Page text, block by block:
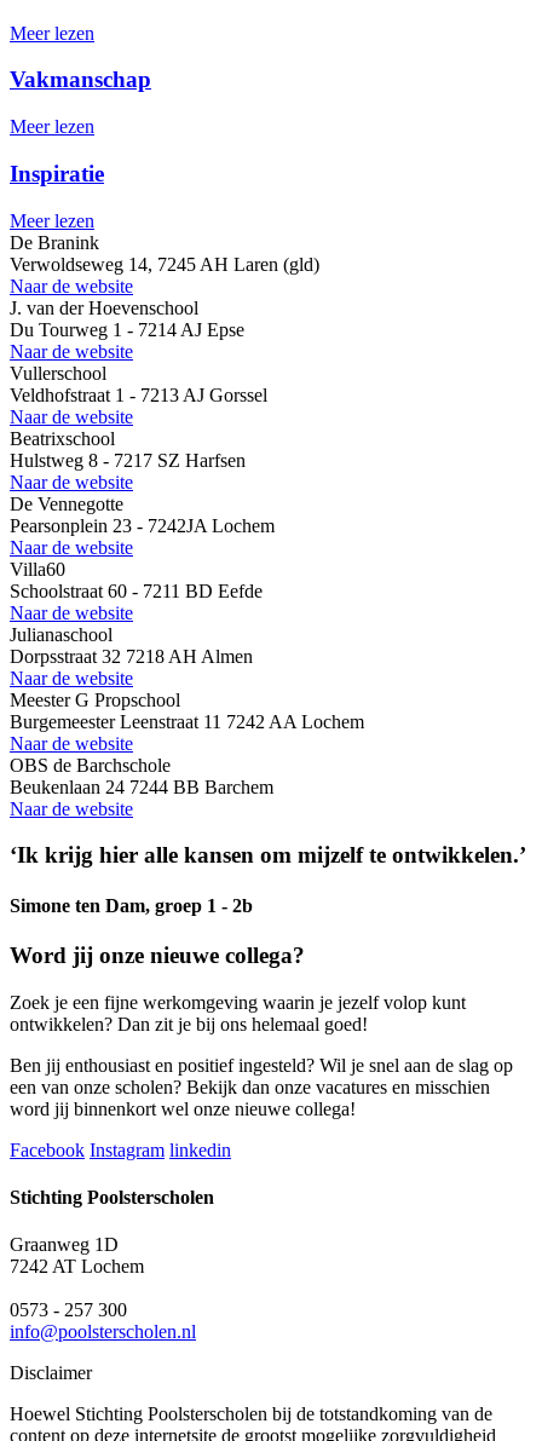
Meer lezen
Vakmanschap
Meer lezen
Inspiratie
Meer lezen
De Branink
Verwoldseweg 14, 7245 AH Laren (gld)
Naar de website
J. van der Hoevenschool
Du Tourweg 1 - 7214 AJ Epse
Naar de website
Vullerschool
Veldhofstraat 1 - 7213 AJ Gorssel
Naar de website
Beatrixschool
Hulstweg 8 - 7217 SZ Harfsen
Naar de website
De Vennegotte
Pearsonplein 23 - 7242JA Lochem
Naar de website
Villa60
Schoolstraat 60 - 7211 BD Eefde
Naar de website
Julianaschool
Dorpsstraat 32 7218 AH Almen
Naar de website
Meester G Propschool
Burgemeester Leenstraat 11 7242 AA Lochem
Naar de website
OBS de Barchschole
Beukenlaan 24 7244 BB Barchem
Naar de website
‘Ik krijg hier alle kansen om mijzelf te ontwikkelen.’
Simone ten Dam, groep 1 - 2b
Word jij onze nieuwe collega?
Zoek je een fijne werkomgeving waarin je jezelf volop kunt
ontwikkelen? Dan zit je bij ons helemaal goed!
Ben jij enthousiast en positief ingesteld? Wil je snel aan de slag op
een van onze scholen? Bekijk dan onze vacatures en misschien
word jij binnenkort wel onze nieuwe collega!
Facebook Instagram linkedin
Stichting Poolsterscholen
Graanweg 1D
7242 AT Lochem
0573 - 257 300
info@poolsterscholen.nl
Disclaimer
Hoewel Stichting Poolsterscholen bij de totstandkoming van de
content op deze internetsite de grootst mogelijke zorgvuldigheid